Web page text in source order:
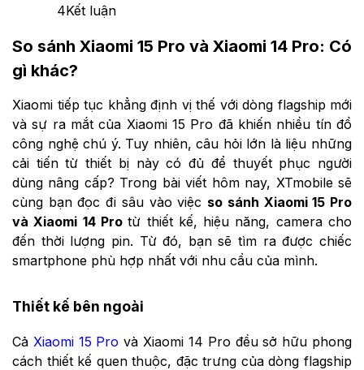
4Kết luận
So sánh Xiaomi 15 Pro và Xiaomi 14 Pro: Có
gì khác?
Xiaomi tiếp tục khẳng định vị thế với dòng flagship mới
và sự ra mắt của Xiaomi 15 Pro đã khiến nhiều tín đồ
công nghệ chú ý. Tuy nhiên, câu hỏi lớn là liệu những
cải tiến từ thiết bị này có đủ để thuyết phục người
dùng nâng cấp? Trong bài viết hôm nay, XTmobile sẽ
cùng bạn đọc đi sâu vào việc so sánh Xiaomi 15 Pro
và Xiaomi 14 Protừ thiết kế, hiệu năng, camera cho
đến thời lượng pin. Từ đó, bạn sẽ tìm ra được chiếc
smartphone phù hợp nhất với nhu cầu của mình.
Thiết kế bên ngoài
Cả Xiaomi 15 Pro và Xiaomi 14 Pro đều sở hữu phong
cách thiết kế quen thuộc, đặc trưng của dòng flagship